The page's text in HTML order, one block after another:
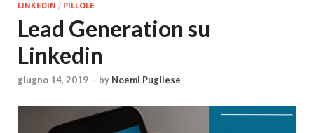
LINKEDIN / PILLOLE
Lead Generation su
Linkedin
giugno 14, 2019 - by Noemi Pugliese